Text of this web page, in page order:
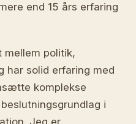
end 15 års erfaring
mellem politik,
har solid erfaring med
komplekse
i